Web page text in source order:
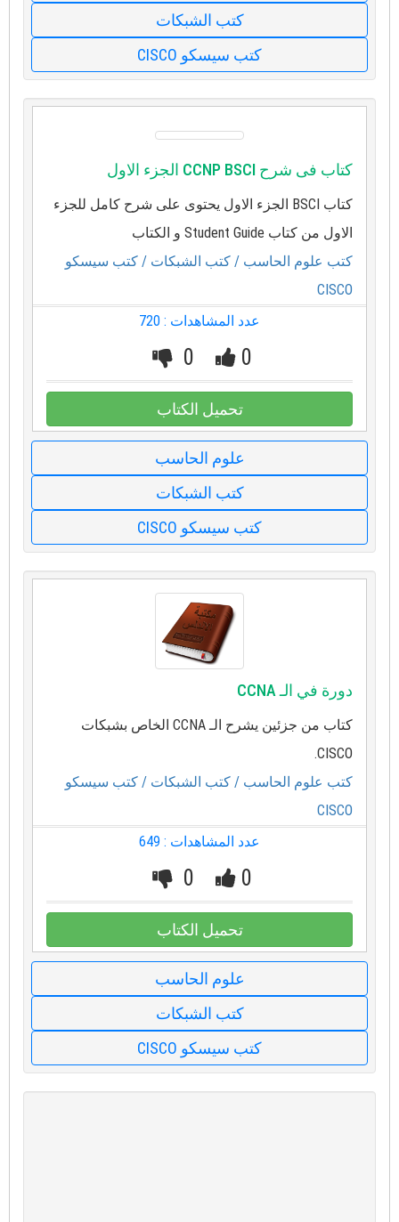
كتب الشبكات
كتب سيسكو CISCO
كتاب فى شرح CCNP BSCI الجزء الاول
كتاب BSCI الجزء الاول يحتوى على شرح كامل للجزء
الاول من كتاب Student Guide و الكتاب
كتب علوم الحاسب / كتب الشبكات / كتب سيسكو
CISCO
عدد المشاهدات : 720
0
0
تحميل الكتاب
علوم الحاسب
كتب الشبكات
كتب سيسكو CISCO
دورة في الـ CCNA
كتاب من جزئين يشرح الـ CCNA الخاص بشبكات
CISCO.
كتب علوم الحاسب / كتب الشبكات / كتب سيسكو
CISCO
عدد المشاهدات : 649
0
0
تحميل الكتاب
علوم الحاسب
كتب الشبكات
كتب سيسكو CISCO